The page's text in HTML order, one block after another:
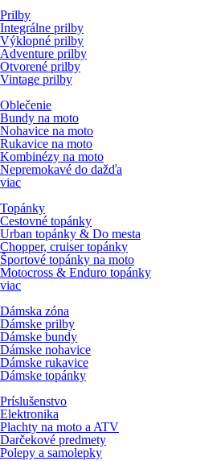
Prilby
Integrálne prilby
Výklopné prilby
Adventure prilby
Otvorené prilby
Vintage prilby
Oblečenie
Bundy na moto
Nohavice na moto
Rukavice na moto
Kombinézy na moto
Nepremokavé do dažďa
viac
Topánky
Cestovné topánky
Urban topánky & Do mesta
Chopper, cruiser topánky
Športové topánky na moto
Motocross & Enduro topánky
viac
Dámska zóna
Dámske prilby
Dámske bundy
Dámske nohavice
Dámske rukavice
Dámske topánky
Príslušenstvo
Elektronika
Plachty na moto a ATV
Darčekové predmety
Polepy a samolepky